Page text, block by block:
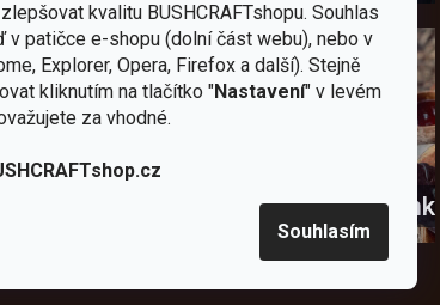
kvalitu BUSHCRAFTshopu. Souhlas
patičce e-shopu (dolní část webu), nebo v
Explorer, Opera, Firefox a další). Stejně
kliknutím na tlačítko "Nastavení" v levém
za vhodné.
Souhlasím
Celty a
kabátyBrouskyNovinky